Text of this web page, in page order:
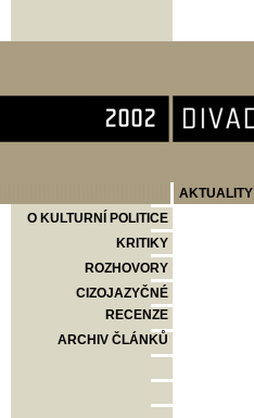
AKTUALITY
O KULTURNÍ POLITICE
KRITIKY
ROZHOVORY
CIZOJAZYČNÉ
RECENZE
ARCHIV ČLÁNKŮ